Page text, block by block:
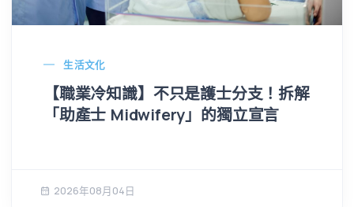
生活文化
【職業冷知識】不只是護士分支！拆解
「助產士 Midwifery」的獨立宣言
2026年08月04日